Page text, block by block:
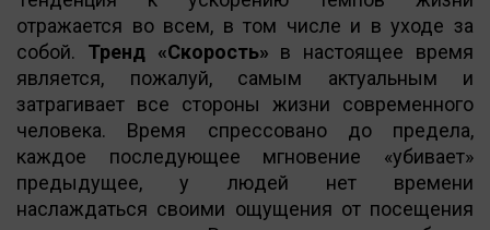
отражается во всем, в том числе и в уходе за
собой. Тренд «Скорость» в настоящее время
является, пожалуй, самым актуальным и
затрагивает все стороны жизни современного
человека. Время спрессовано до предела,
каждое последующее мгновение «убивает»
предыдущее, у людей нет времени
наслаждаться своими ощущения от посещения